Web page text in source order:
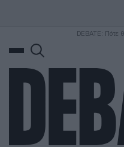
DEBATE: Πότε